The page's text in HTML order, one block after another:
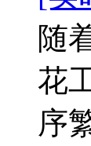
随
花
序